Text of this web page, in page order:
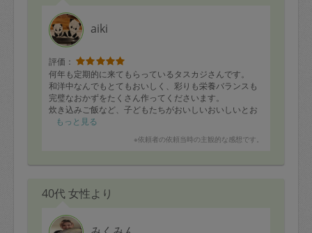
aiki
評価：
何年も定期的に来てもらっているタスカジさんです。
和洋中なんでもとてもおいしく、彩りも栄養バランスも
完璧なおかずをたくさん作ってくださいます。
炊き込みご飯など、子どもたちがおいしいおいしいとお
かわりするので、帰る頃には空っぽになってしまうこと
秘密にしておきたいくらい、おすすめのお料理さんで
もっと見る
※依頼者の依頼当時の主観的な感想です。
40代 女性より